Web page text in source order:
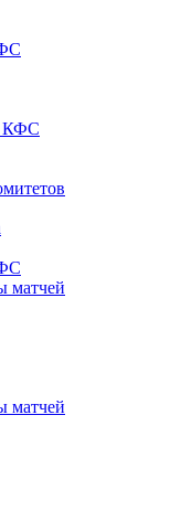
КФС
матчей
матчей